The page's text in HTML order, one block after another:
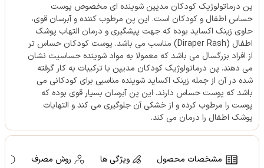
پن درماتولوژیک کودکان مدیپن شوینده ای مخصوص پوست
حساس اطفال و کودکان است. این پن مرطوب کننده و آبرسان قوی،
حاوی زینک اکساید بوده که جهت پیشگیری و درمان التهاب پوشک
اطفال (Diraper Rash) مناسب می باشد. پوست کودکان حساس تر
از افراد بزرگسال می باشد که معمولا به مواد شوینده حساسیت نشان
می دهند. پن درماتولوژیک کودکان مدیپن با ترکیبات به کار گرفته
شده در آن از جمله زینک اکساید شوینده مناسبی برای کودکانی می
باشد که پوست حساس دارند. این پن آبرسان بسیار قوی بوده که
پوست را مرطوب کرده و از خشکی آن جلوگیری می کند و التهابات
پوشک اطفال را درمان می کند.
مشخصات محصول ویژگی ها روش مصرف